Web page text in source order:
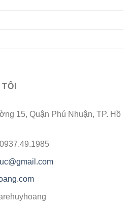
15, Quận Phú Nhuận, TP. Hồ